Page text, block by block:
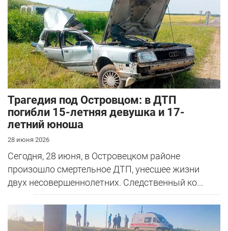
Трагедия под Островцом: в ДТП
погибли 15-летняя девушка и 17-
летний юноша
28 июня 2026
Сегодня, 28 июня, в Островецком районе
произошло смертельное ДТП, унесшее жизни
двух несовершеннолетних. Следственный ко...